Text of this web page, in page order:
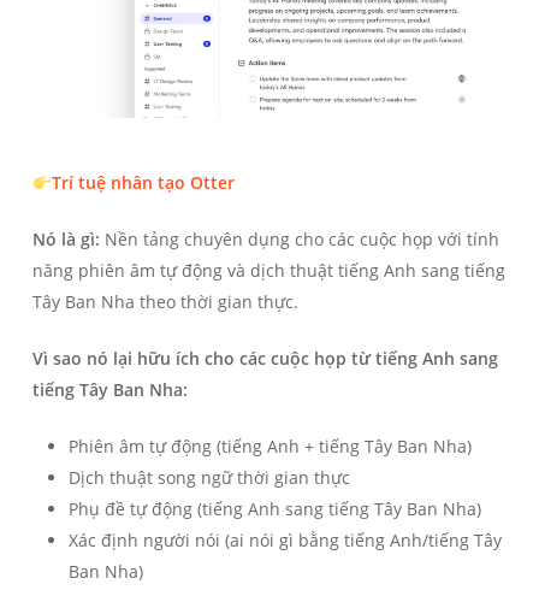
Trí tuệ nhân tạo Otter
Nó là gì: Nền tảng chuyên dụng cho các cuộc họp với tính
năng phiên âm tự động và dịch thuật tiếng Anh sang tiếng
Tây Ban Nha theo thời gian thực.
Vì sao nó lại hữu ích cho các cuộc họp từ tiếng Anh sang
tiếng Tây Ban Nha:
Phiên âm tự động (tiếng Anh + tiếng Tây Ban Nha)
Dịch thuật song ngữ thời gian thực
Phụ đề tự động (tiếng Anh sang tiếng Tây Ban Nha)
Xác định người nói (ai nói gì bằng tiếng Anh/tiếng Tây
Ban Nha)